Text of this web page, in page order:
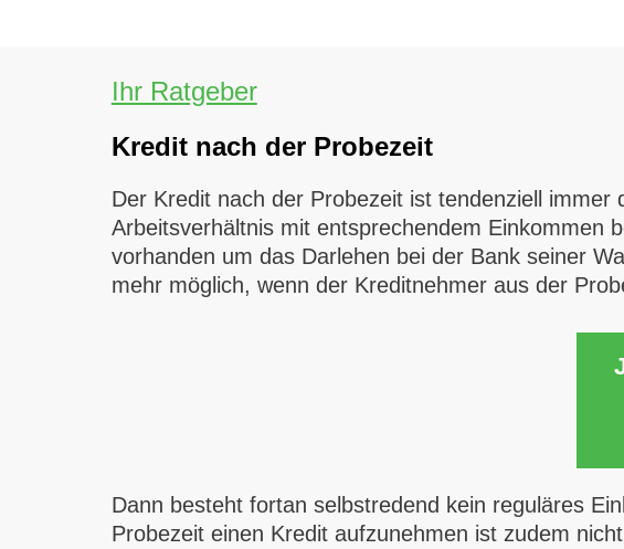
Ihr Ratgeber
Kredit nach der Probezeit
Der Kredit nach der Probezeit ist tendenziell
Arbeitsverhältnis mit entsprechendem Einkommen
vorhanden um das Darlehen bei der Bank seiner
mehr möglich, wenn der Kreditnehmer aus der
Dann besteht fortan selbstredend kein reguläres
Probezeit einen Kredit aufzunehmen ist zudem